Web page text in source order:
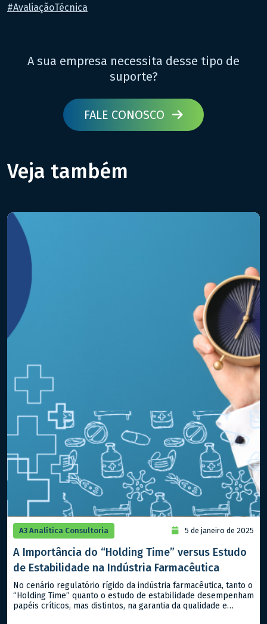
#AvaliaçãoTécnica
A sua empresa necessita desse tipo de
suporte?
FALE CONOSCO
Veja também
A3 Analítica Consultoria 5 de janeiro de 2025
A Importância do “Holding Time” versus Estudo
de Estabilidade na Indústria Farmacêutica
No cenário regulatório rígido da indústria farmacêutica, tanto o
“Holding Time” quanto o estudo de estabilidade desempenham
papéis críticos, mas distintos, na garantia da qualidade e